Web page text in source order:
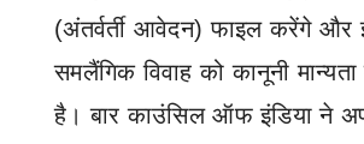
(अंतर्वर्ती आवेदन) फाइल करेंगे
समलैंगिक विवाह को कानूनी
है। बार काउंसिल ऑफ इंडिया ने